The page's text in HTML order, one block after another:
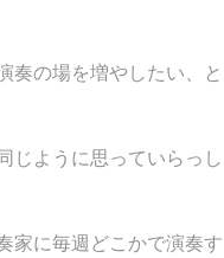
奏の場を増やしたい、と
じように思っていらっし
家に毎週どこかで演奏す